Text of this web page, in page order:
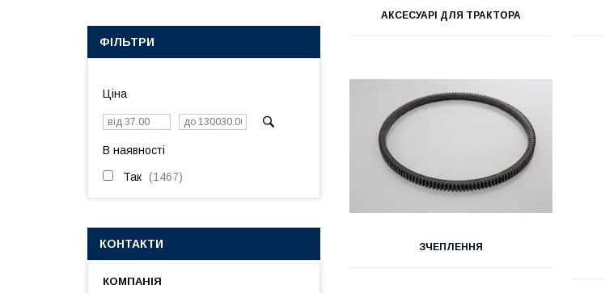
АКСЕСУАРІ ДЛЯ ТРАКТОРА
ЗЧЕПЛЕННЯ
ФІЛЬТРИ
Ціна
В наявності
Так 1467
КОНТАКТИ